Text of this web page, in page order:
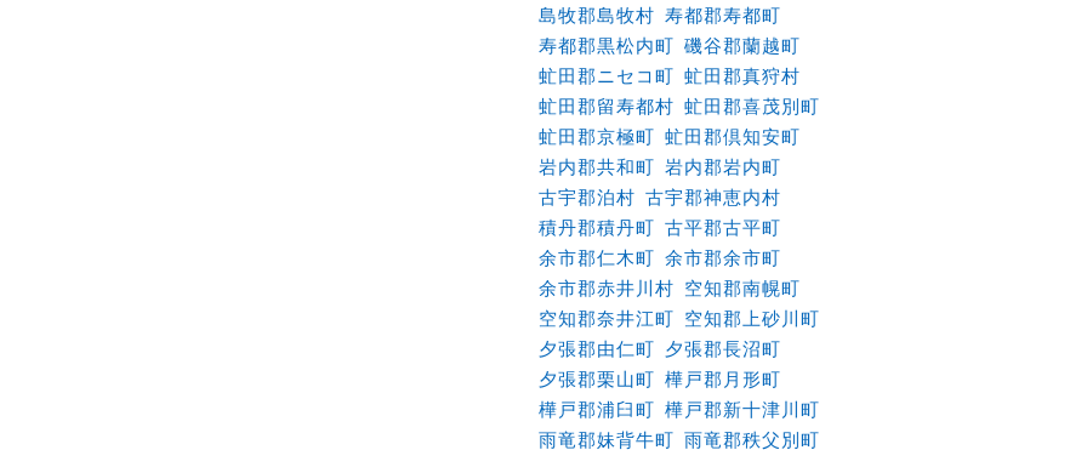
島牧郡島牧村 寿都郡寿都町
寿都郡黒松内町 磯谷郡蘭越町
虻田郡ニセコ町 虻田郡真狩村
虻田郡留寿都村 虻田郡喜茂別町
虻田郡京極町 虻田郡倶知安町
岩内郡共和町 岩内郡岩内町
古宇郡泊村 古宇郡神恵内村
積丹郡積丹町 古平郡古平町
余市郡仁木町 余市郡余市町
余市郡赤井川村 空知郡南幌町
空知郡奈井江町 空知郡上砂川町
夕張郡由仁町 夕張郡長沼町
夕張郡栗山町 樺戸郡月形町
樺戸郡浦臼町 樺戸郡新十津川町
雨竜郡妹背牛町 雨竜郡秩父別町